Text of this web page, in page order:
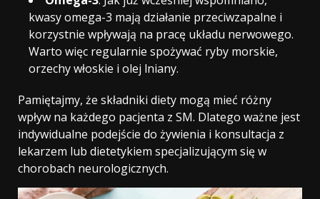
kwasy omega-3 mają działanie przeciwzapalne i
korzystnie wpływają na pracę układu nerwowego.
Warto więc regularnie spożywać ryby morskie,
orzechy włoskie i olej lniany.
Pamiętajmy, że składniki diety mogą mieć różny
wpływ na każdego pacjenta z SM. Dlatego ważne jest
indywidualne podejście do żywienia i konsultacja z
lekarzem lub dietetykiem specjalizującym się w
chorobach neurologicznych.